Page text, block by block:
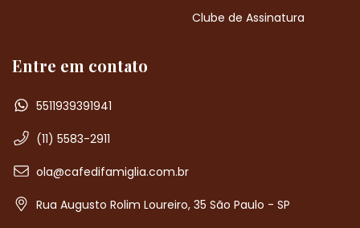
Clube de Assinatura
Entre em contato
5511939391941
(11) 5583-2911
ola@cafedifamiglia.com.br
Rua Augusto Rolim Loureiro, 35 São Paulo - SP